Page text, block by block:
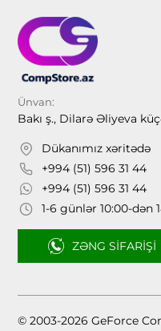
Ünvan:
Bakı ş., Dilarə Əliyeva
Dükanımız xəritədə
+994 (51) 596 31 44
+994 (51) 596 31 44
1-6 günlər 10:00-dən
ZƏNG SIFARIŞI
© 2003-2026 GeForce